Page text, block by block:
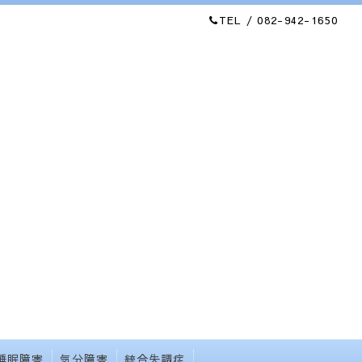
TEL / 082-942-1650
眠障害 気分障害 統合失調症